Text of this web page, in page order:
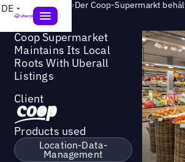
DE Success Story >
Coop Supermarket
Maintains Its Local
Roots With Uberall
Listings
Client
Products used
Location-Data-
Management